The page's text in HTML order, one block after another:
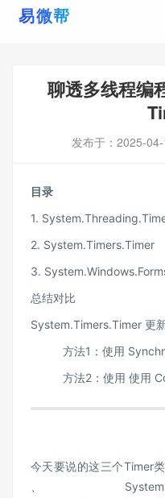
聊透多线程编
发布于： 2025-
目录
1.
2. System.Timers.Timer
3.
总结对比
System.Timers.Timer 更
方法1：使用
方法2：使用 使用
今天要说的这三个Timer
、